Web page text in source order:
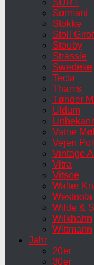
Sormani
Stokke
Stoll
Stouby
Strässle
Swedese
Tecta
Thams
Tønder
Uldum
Vatne
Vejen
Vintage
Vitra
Vitsoe
Walter
Westnofa
Wilde &
Wilkhahn
Wittmann
Jahr
20er
30er